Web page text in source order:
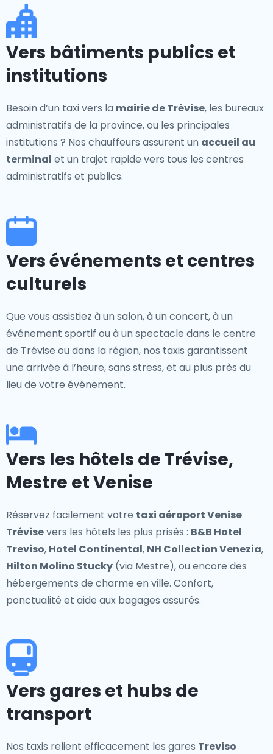
Vers bâtiments publics et
institutions
Besoin d’un taxi vers la mairie de Trévise, les bureaux
administratifs de la province, ou les principales
institutions ? Nos chauffeurs assurent un accueil au
terminal et un trajet rapide vers tous les centres
administratifs et publics.
Vers événements et centres
culturels
Que vous assistiez à un salon, à un concert, à un
événement sportif ou à un spectacle dans le centre
de Trévise ou dans la région, nos taxis garantissent
une arrivée à l’heure, sans stress, et au plus près du
lieu de votre événement.
Vers les hôtels de Trévise,
Mestre et Venise
Réservez facilement votre taxi aéroport Venise
Trévisevers les hôtels les plus prisés : B&B Hotel
Treviso, Hotel Continental, NH Collection Venezia,
Hilton Molino Stucky (via Mestre), ou encore des
hébergements de charme en ville. Confort,
ponctualité et aide aux bagages assurés.
Vers gares et hubs de
transport
Nos taxis relient efficacement les gares Treviso